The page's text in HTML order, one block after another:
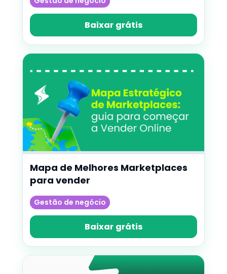
Baixar grátis
Mapa de Melhores Marketplaces
para vender
Gestão de negócio
Baixar grátis